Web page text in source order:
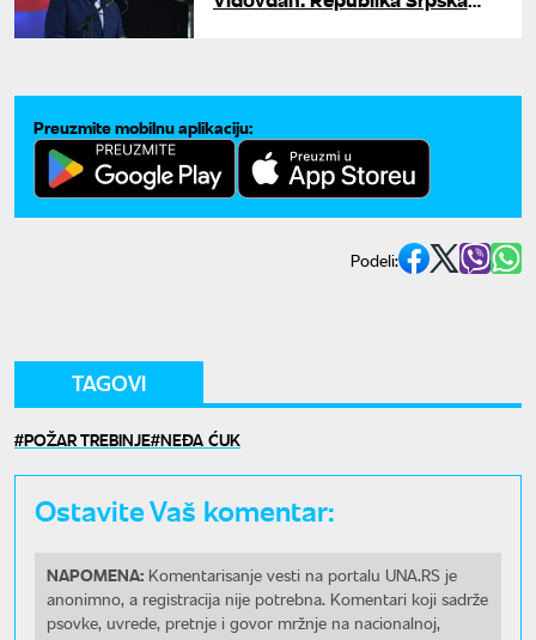
Preuzmite mobilnu aplikaciju:
Podeli:
TAGOVI
POŽAR TREBINJE NEĐA ĆUK
Ostavite Vaš komentar:
NAPOMENA: Komentarisanje vesti na portalu UNA.RS je
anonimno, a registracija nije potrebna. Komentari koji sadrže
psovke, uvrede, pretnje i govor mržnje na nacionalnoj,